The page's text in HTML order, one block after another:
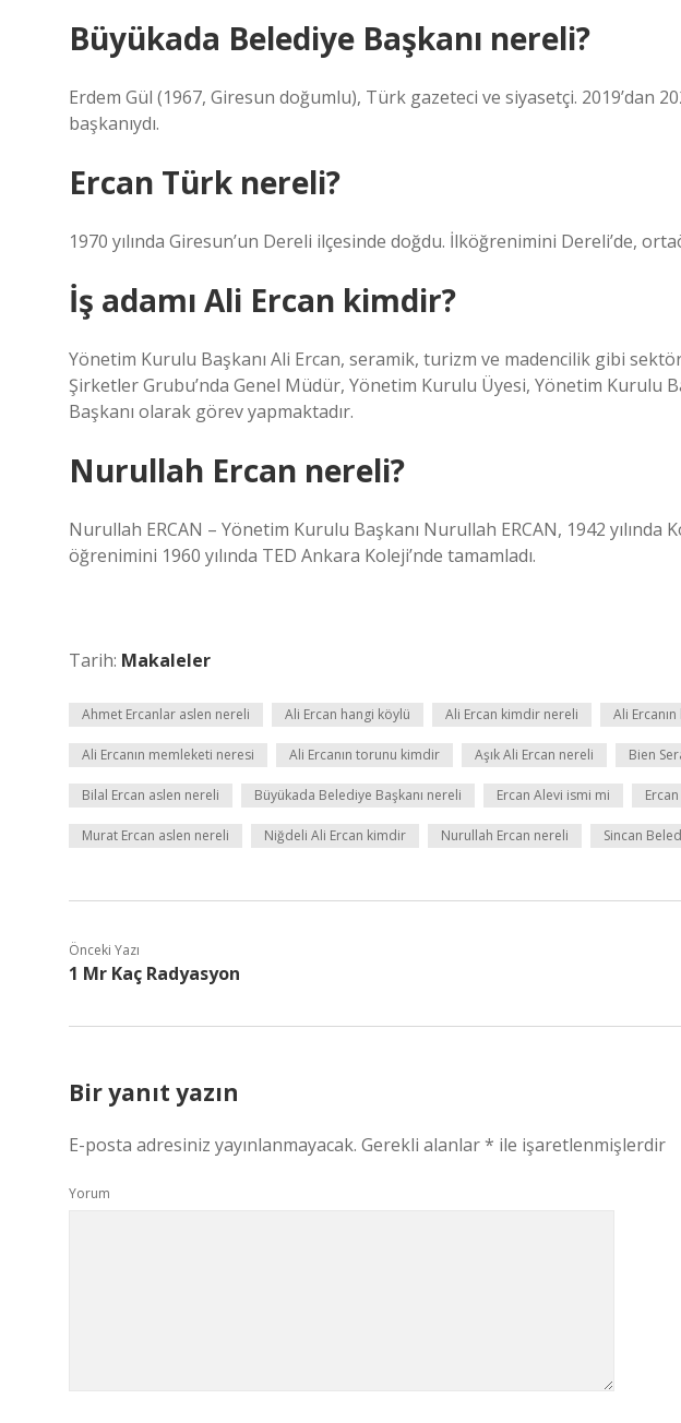
Büyükada Belediye Başkanı nereli?
Erdem Gül (1967, Giresun doğumlu), Türk gazeteci ve siyasetçi. 2019’dan
başkanıydı.
Ercan Türk nereli?
1970 yılında Giresun’un Dereli ilçesinde doğdu. İlköğrenimini Dereli’de,
İş adamı Ali Ercan kimdir?
Yönetim Kurulu Başkanı Ali Ercan, seramik, turizm ve madencilik gibi
Şirketler Grubu’nda Genel Müdür, Yönetim Kurulu Üyesi, Yönetim Kurulu
Başkanı olarak görev yapmaktadır.
Nurullah Ercan nereli?
Nurullah ERCAN – Yönetim Kurulu Başkanı Nurullah ERCAN, 1942 yılında
öğrenimini 1960 yılında TED Ankara Koleji’nde tamamladı.
Tarih: Makaleler
Ahmet Ercanlar aslen nereli Ali Ercan hangi köylü Ali Ercan kimdir nereli Ali
Ali Ercanın memleketi neresi Ali Ercanın torunu kimdir Aşık Ali Ercan nereli Bien
Bilal Ercan aslen nereli Büyükada Belediye Başkanı nereli Ercan Alevi ismi mi
Murat Ercan aslen nereli Niğdeli Ali Ercan kimdir Nurullah Ercan nereli Sincan
Önceki Yazı
1 Mr Kaç Radyasyon
Bir yanıt yazın
E-posta adresiniz yayınlanmayacak. Gerekli alanlar* ile işaretlenmişlerdir
Yorum